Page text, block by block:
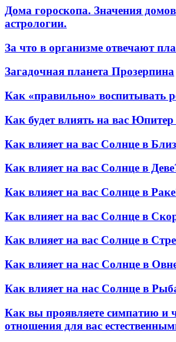
Дома гороскопа. Значения
астрологии.
За что в организме отвечают
Загадочная планета Прозерпина
Как «правильно» воспитывать
Как будет влиять на вас
Как влияет на вас Солнце в
Как влияет на вас Солнце в
Как влияет на вас Солнце в
Как влияет на вас Солнце в
Как влияет на вас Солнце в
Как влияет на нас Солнце в
Как влияет на нас Солнце в
Как вы проявляете симпатию и
отношения для вас